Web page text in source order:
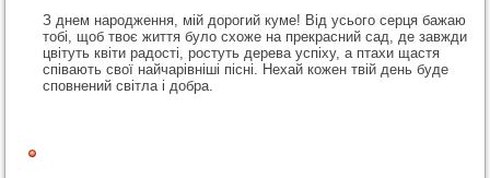
З днем народження, мій дорогий куме! Від усього серця бажаю
тобі, щоб твоє життя було схоже на прекрасний сад, де завжди
цвітуть квіти радості, ростуть дерева успіху, а птахи щастя
співають свої найчарівніші пісні. Нехай кожен твій день буде
сповнений світла і добра.